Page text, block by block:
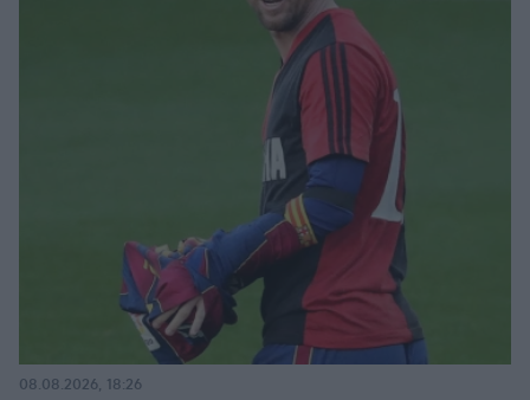
08.08.2026, 18:26